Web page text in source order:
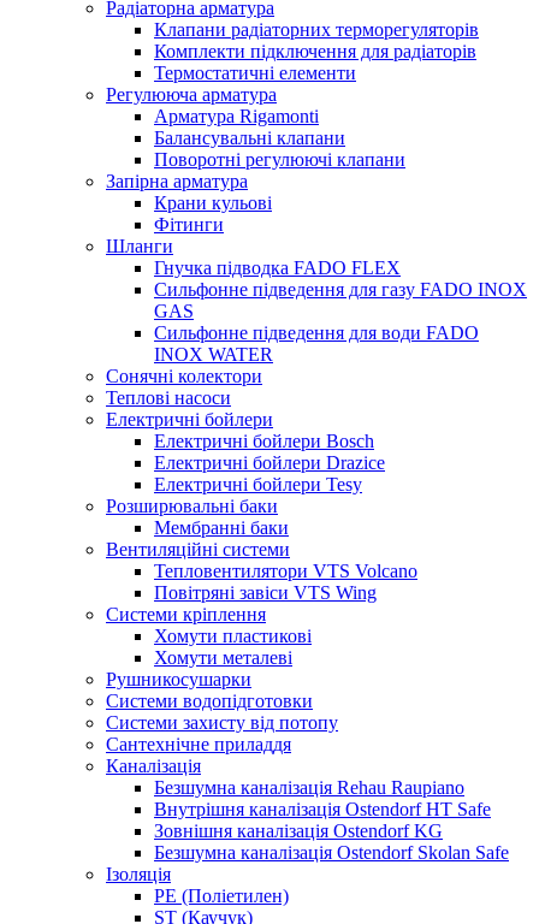
Радіаторна арматура
Клапани радіаторних терморегуляторів
Комплекти підключення для радіаторів
Термостатичні елементи
Регулююча арматура
Арматура Rigamonti
Балансувальні клапани
Поворотні регулюючі клапани
Запірна арматура
Крани кульові
Фітинги
Шланги
Гнучка підводка FADO FLEX
Сильфонне підведення для газу FADO INOX
GAS
Сильфонне підведення для води FADO
INOX WATER
Сонячні колектори
Теплові насоси
Електричні бойлери
Електричні бойлери Bosch
Електричні бойлери Drazice
Електричні бойлери Tesy
Розширювальні баки
Мембранні баки
Вентиляційні системи
Тепловентилятори VTS Volcano
Повітряні завіси VTS Wing
Системи кріплення
Хомути пластикові
Хомути металеві
Рушникосушарки
Системи водопідготовки
Системи захисту від потопу
Сантехнічне приладдя
Каналізація
Безшумна каналізація Rehau Raupiano
Внутрішня каналізація Ostendorf HT Safe
Зовнішня каналізація Ostendorf KG
Безшумна каналізація Ostendorf Skolan Safe
Ізоляція
PE (Поліетилен)
ST (Каучук)